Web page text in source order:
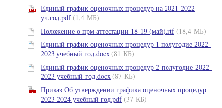
Единый график оценочных процедур на 2021-2022
уч.год.pdf (1,4 МБ)
Положение о прм аттестации 18-19 (май).rtf (18,4 МБ)
Единый график оценочных процедур 1 полугодие 2022-
2023 учебный год.docx (81 КБ)
Единый график оценочных процедур 2-полугодие-2022-
2023-учебный-год.docx (87 КБ)
Приказ Об утверждении графика оценочных процедур
2023-2024 учебный год.pdf (37 КБ)